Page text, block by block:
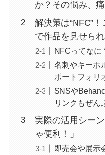
か？その悩み、
解決策は“NFC”
で作品を見せら
NFCってなに
名刺やキーホ
ポートフォリ
SNSや
リンクもぜん
実際の活用シー
ゃ便利！」
即売会や展示